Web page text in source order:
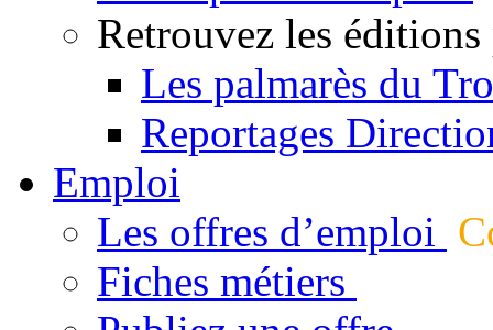
Retrouvez les éditions
Les palmarès du
Reportages
Emploi
Les offres d’emploi
Fiches métiers